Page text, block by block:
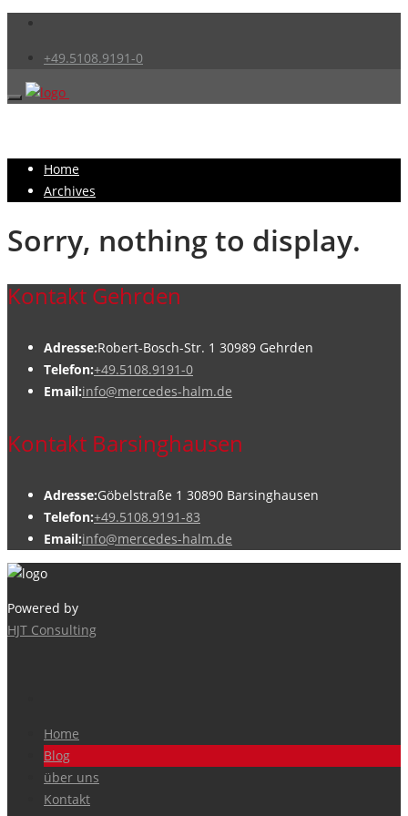
+49.5108.9191-0
Home
Archives
Sorry, nothing to display.
Kontakt Gehrden
Adresse:Robert-Bosch-Str. 1 30989 Gehrden
Telefon:+49.5108.9191-0
Email:info@mercedes-halm.de
Kontakt Barsinghausen
Adresse:Göbelstraße 1 30890 Barsinghausen
Telefon:+49.5108.9191-83
Email:info@mercedes-halm.de
Powered by
HJT Consulting
Home
Blog
über uns
Kontakt